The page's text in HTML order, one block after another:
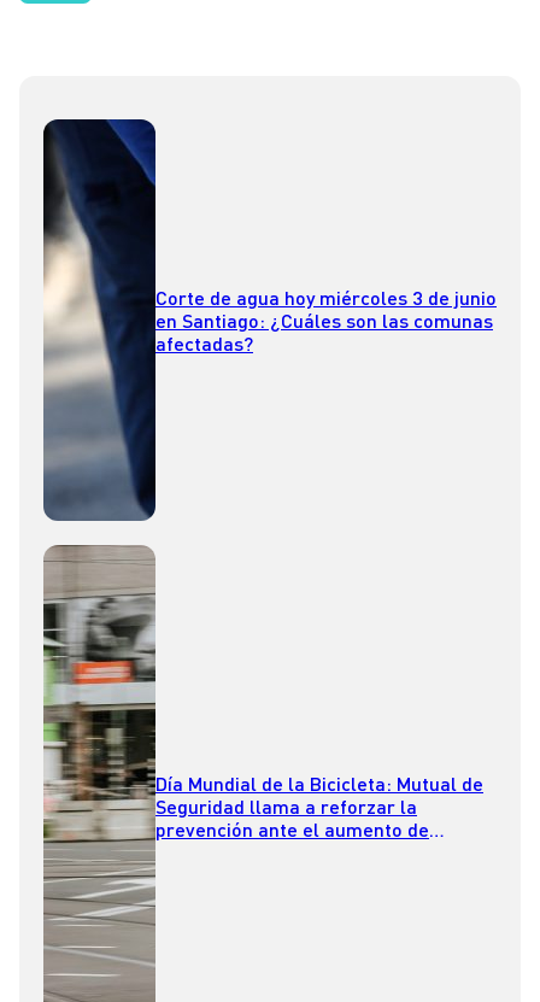
Corte de agua hoy miércoles 3 de junio
en Santiago: ¿Cuáles son las comunas
afectadas?
Día Mundial de la Bicicleta: Mutual de
Seguridad llama a reforzar la
prevención ante el aumento de